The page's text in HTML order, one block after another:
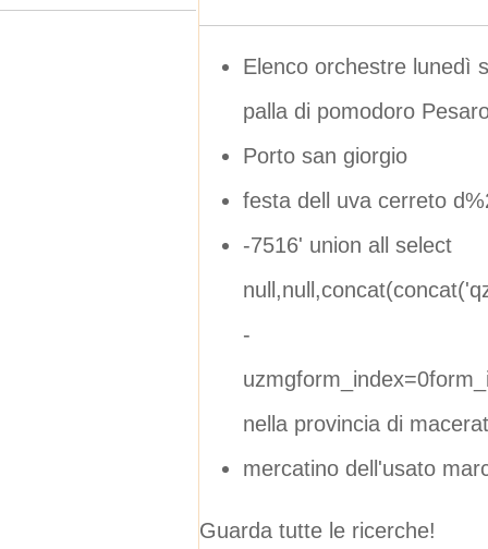
Elenco orchestre lunedì
palla di pomodoro
Porto san giorgio
festa dell uva cerreto
-7516' union all select
-
nella provincia di
mercatino dell'usato
Guarda tutte le ricerche!